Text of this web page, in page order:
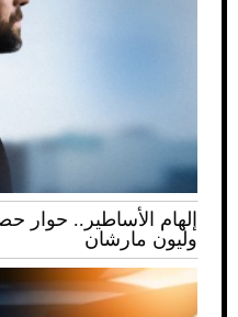
إلهام الأساطير..
وليون مارشان